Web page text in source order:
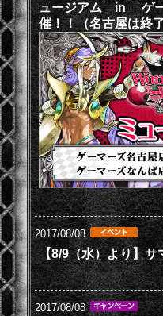
ュージアム in ゲー
催！！（名古屋は終
2017/08/08
【8/9（水）より】サ
2017/08/08